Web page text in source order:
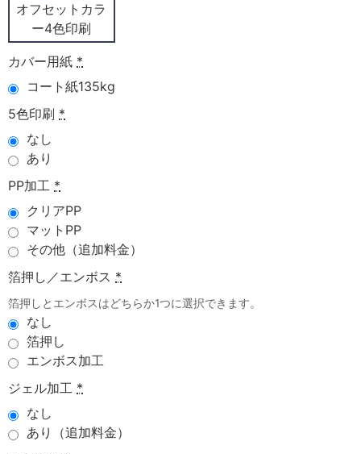
オフセットカラ
ー4色印刷
カバー用紙 *
コート紙135kg
5色印刷 *
なし
あり
PP加工 *
クリアPP
マットPP
その他（追加料金）
箔押し／エンボス *
箔押しとエンボスはどちらか1つに選択できます。
なし
箔押し
エンボス加工
ジェル加工 *
なし
あり（追加料金）